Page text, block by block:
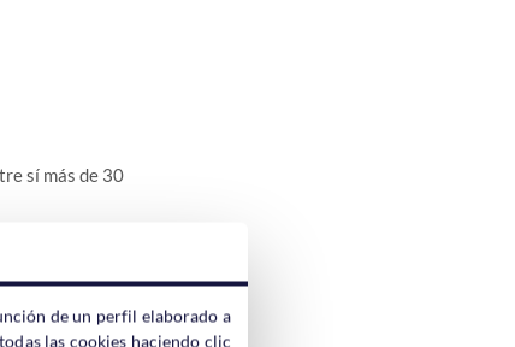
sí más de 30
páginas
de un perfil elaborado a
las cookies haciendo clic